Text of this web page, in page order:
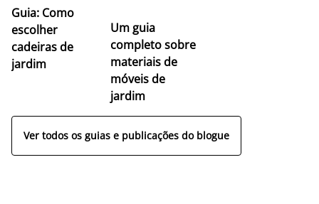
Guia: Como
escolher
cadeiras de
jardim
Um guia
completo sobre
materiais de
móveis de
jardim
Ver todos os guias e publicações do blogue